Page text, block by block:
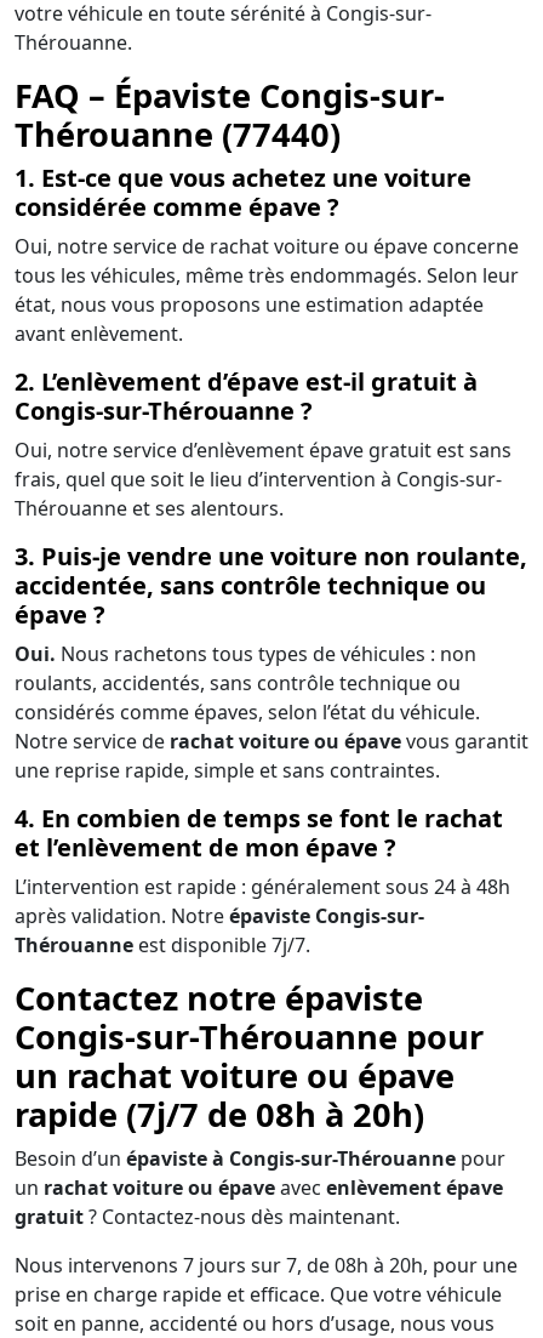
votre véhicule en toute sérénité à Congis-sur-
Thérouanne.
FAQ – Épaviste Congis-sur-
Thérouanne (77440)
1. Est-ce que vous achetez une voiture
considérée comme épave ?
Oui, notre service de rachat voiture ou épave concerne
tous les véhicules, même très endommagés. Selon leur
état, nous vous proposons une estimation adaptée
avant enlèvement.
2. L’enlèvement d’épave est-il gratuit à
Congis-sur-Thérouanne ?
Oui, notre service d’enlèvement épave gratuit est sans
frais, quel que soit le lieu d’intervention à Congis-sur-
Thérouanne et ses alentours.
3. Puis-je vendre une voiture non roulante,
accidentée, sans contrôle technique ou
épave ?
Oui. Nous rachetons tous types de véhicules : non
roulants, accidentés, sans contrôle technique ou
considérés comme épaves, selon l’état du véhicule.
Notre service de rachat voiture ou épavevous garantit
une reprise rapide, simple et sans contraintes.
4. En combien de temps se font le rachat
et l’enlèvement de mon épave ?
L’intervention est rapide : généralement sous 24 à 48h
après validation. Notreépaviste Congis-sur-
Thérouanne est disponible 7j/7.
Contactez notre épaviste
Congis-sur-Thérouanne pour
un rachat voiture ou épave
rapide (7j/7 de 08h à 20h)
Besoin d’un épaviste à Congis-sur-Thérouanne pour
un rachat voiture ou épaveavec enlèvement épave
gratuit? Contactez-nous dès maintenant.
Nous intervenons 7 jours sur 7, de 08h à 20h, pour une
prise en charge rapide et efficace. Que votre véhicule
soit en panne, accidenté ou hors d’usage, nous vous